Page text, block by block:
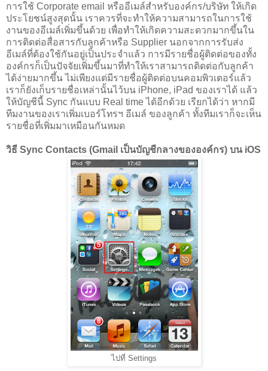
การใช้ Corporate email หรืออีเมล์สำหรับองค์กร/บริษัท ให้เกิด
ประโยชน์สูงสุดนั้น เราควรที่จะทำให้ความสามารถในการใช้
งานของอีเมล์เพิ่มขึ้นด้วย เพื่อทำให้เกิดความสะดวกมากขึ้นใน
การติดต่อสื่อสารกับลูกค้าหรือ Supplier นอกจากการรับส่ง
อีเมล์ที่ต้องใช้กันอยู่เป็นประจำแล้ว การมีรายชื่อผู้ติดต่อของทั้ง
องค์กรก็เป็นปัจจัยเพิ่มขึ้นมาที่ทำให้เราสามารถติดต่อกับลูกค้า
ได้ง่ายมากขึ้น ไม่เพียงแต่มีรายชื่อผู้ติดต่อบนคอมพิวเตอร์แล้ว
เราก็ยังเก็บรายชื่อเหล่านั้นไว้บน iPhone, iPad ของเราได้ แล้ว
ให้บัญชีนี้ Sync กันแบบ Real time ได้อีกด้วย เรียกได้ว่า หากมี
ทีมงานของเราเพิ่มเบอร์โทรฯ อีเมล์ ของลูกค้า ทั้งทีมเราก็จะเห็น
รายชื่อที่เพิ่มมาเหมือนกันหมด
วิธี Sync Contacts (Gmail เป็นบัญชีกลางขององค์กร) บน iOS
ไปที่ Settings